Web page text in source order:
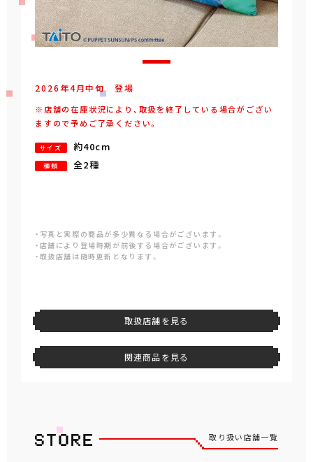
2026年4月中旬登場
※店舗の在庫状況により、取扱を終了している場合がござい
ますので予めご了承ください。
サイズ 約40cm
種類 全2種
・写真と実際の商品が多少異なる場合がございます。
・店舗により登場時期が前後する場合がございます。
・取扱店舗は随時更新となります。
取扱店舗を見る
関連商品を見る
取り扱い店舗一覧